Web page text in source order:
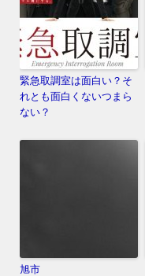
緊急取調室は面白い？そ
れとも面白くないつまら
ない？
旭市